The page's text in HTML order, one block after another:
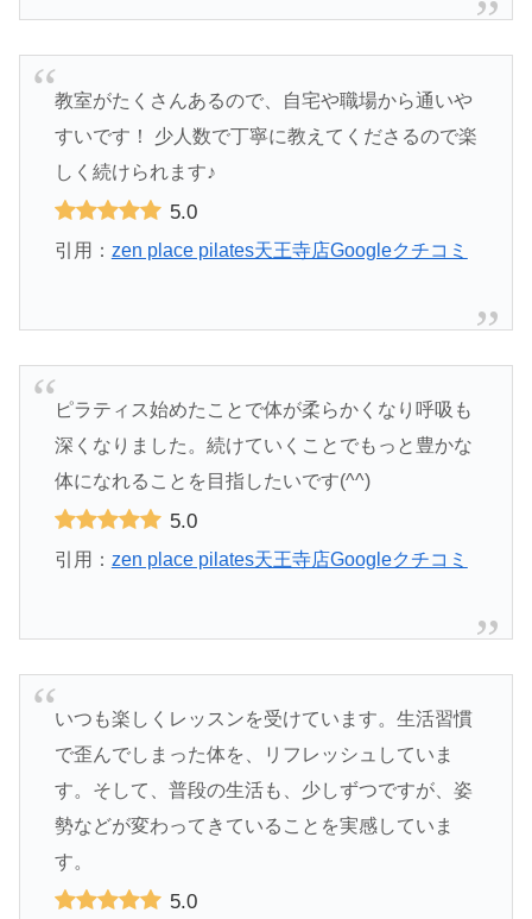
教室がたくさんあるので、自宅や職場から通いや
すいです！ 少人数で丁寧に教えてくださるので楽
しく続けられます♪
5.0
引用： zen place pilates天王寺店Googleクチコミ
ピラティス始めたことで体が柔らかくなり呼吸も
深くなりました。続けていくことでもっと豊かな
体になれることを目指したいです(^^)
5.0
引用： zen place pilates天王寺店Googleクチコミ
いつも楽しくレッスンを受けています。生活習慣
で歪んでしまった体を、リフレッシュしていま
す。そして、普段の生活も、少しずつですが、姿
勢などが変わってきていることを実感していま
す。
5.0